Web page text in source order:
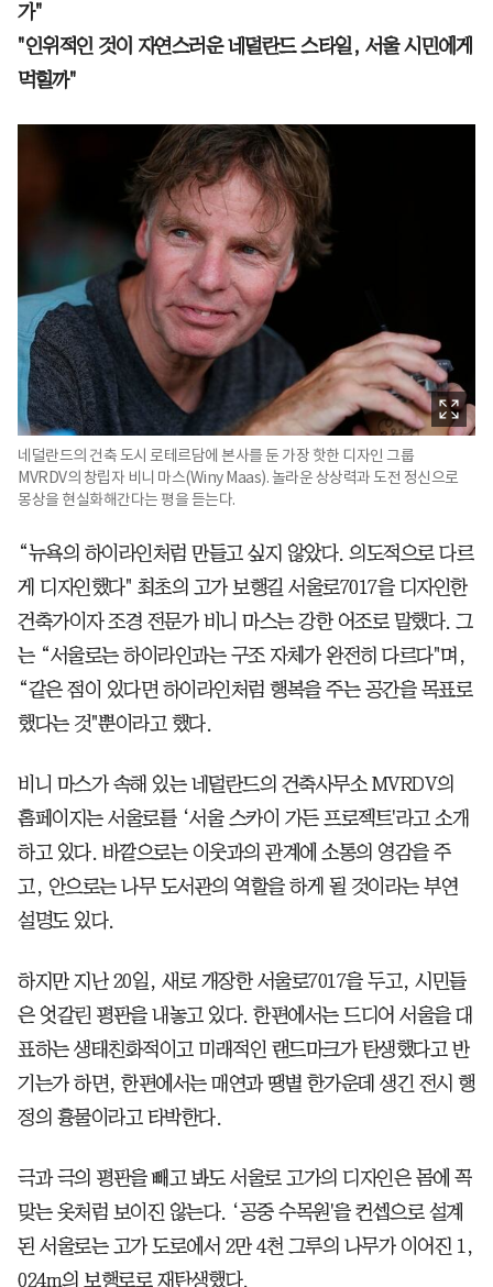
가"
"인위적인 것이 자연스러운 네덜란드 스타일, 서울 시민에게
먹힐까"
네덜란드의 건축 도시 로테르담에 본사를 둔 가장 핫한 디자인 그룹
MVRDV의 창립자 비니 마스(Winy Maas). 놀라운 상상력과 도전 정신으로
몽상을 현실화해간다는 평을 듣는다.
“뉴욕의 하이라인처럼 만들고 싶지 않았다. 의도적으로 다르
게 디자인했다" 최초의 고가 보행길 서울로7017을 디자인한
건축가이자 조경 전문가 비니 마스는 강한 어조로 말했다. 그
는 “서울로는 하이라인과는 구조 자체가 완전히 다르다"며,
“같은 점이 있다면 하이라인처럼 행복을 주는 공간을 목표로
했다는 것"뿐이라고 했다.
비니 마스가 속해 있는 네덜란드의 건축사무소 MVRDV의
홈페이지는 서울로를 ‘서울 스카이 가든 프로젝트'라고 소개
하고 있다. 바깥으로는 이웃과의 관계에 소통의 영감을 주
고, 안으로는 나무 도서관의 역할을 하게 될 것이라는 부연
설명도 있다.
하지만 지난 20일, 새로 개장한 서울로7017을 두고, 시민들
은 엇갈린 평판을 내놓고 있다. 한편에서는 드디어 서울을 대
표하는 생태친화적이고 미래적인 랜드마크가 탄생했다고 반
기는가 하면, 한편에서는 매연과 땡볕 한가운데 생긴 전시 행
정의 흉물이라고 타박한다.
극과 극의 평판을 빼고 봐도 서울로 고가의 디자인은 몸에 꼭
맞는 옷처럼 보이진 않는다. ‘공중 수목원'을 컨셉으로 설계
된 서울로는 고가 도로에서 2만 4천 그루의 나무가 이어진 1,
024m의 보행로로 재탄생했다.